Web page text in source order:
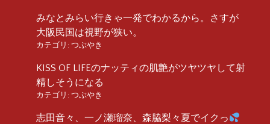
みなとみらい行きゃ一発でわかるから。さすが
大阪民国は視野が狭い。
カテゴリ: つぶやき
KISS OF LIFEのナッティの肌艶がツヤツヤして射
精しそうになる
カテゴリ: つぶやき
志田音々、一ノ瀬瑠奈、森脇梨々夏でイクっ